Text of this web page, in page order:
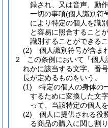
録され、又は音声、動
一切の事項(個人識別符
により特定の個人を識
と容易に照合すること
識別することができる
(2)
個人識別符号が含ま
2
この条例において「個人
れかに該当する文字、番
長が定めるものをいう。
(1)
特定の個人の身体の
するために変換した文
って、当該特定の個人
(2)
個人に提供される役
る商品の購入に関し割